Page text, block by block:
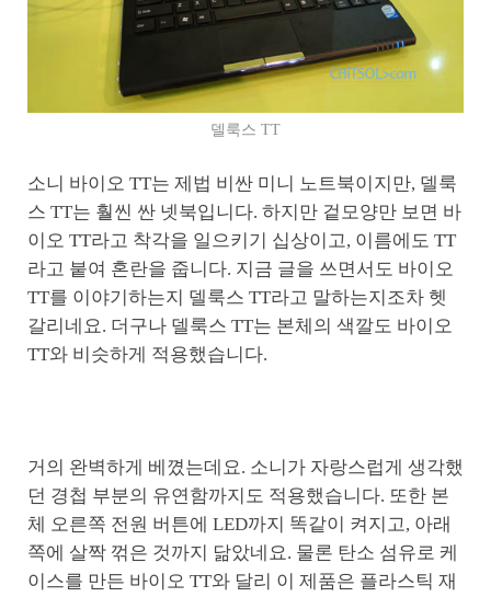
델룩스 TT
소니 바이오 TT는 제법 비싼 미니 노트북이지만, 델룩
스 TT는 훨씬 싼 넷북입니다. 하지만 겉모양만 보면 바
이오 TT라고 착각을 일으키기 십상이고, 이름에도 TT
라고 붙여 혼란을 줍니다. 지금 글을 쓰면서도 바이오
TT를 이야기하는지 델룩스 TT라고 말하는지조차 헷
갈리네요. 더구나 델룩스 TT는 본체의 색깔도 바이오
TT와 비슷하게 적용했습니다.
거의 완벽하게 베꼈는데요. 소니가 자랑스럽게 생각했
던 경첩 부분의 유연함까지도 적용했습니다. 또한 본
체 오른쪽 전원 버튼에 LED까지 똑같이 켜지고, 아래
쪽에 살짝 꺾은 것까지 닮았네요. 물론 탄소 섬유로 케
이스를 만든 바이오 TT와 달리 이 제품은 플라스틱 재